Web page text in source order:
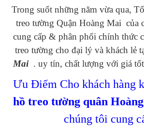
Trong suốt những năm vừa qua,
treo tường Quận Hoàng Mai của
cung cấp & phân phối chính thức
treo tường cho đại lý và khách lẻ
Mai . uy tín, chất lượng với giá
Ưu Điểm Cho khách hàng
hồ treo tường quân
chúng tôi cung